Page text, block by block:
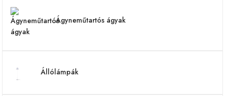
Ágyneműtartós ágyak
Állólámpák